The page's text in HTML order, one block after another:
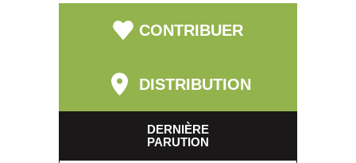
CONTRIBUER
DISTRIBUTION
DERNIÈRE
PARUTION